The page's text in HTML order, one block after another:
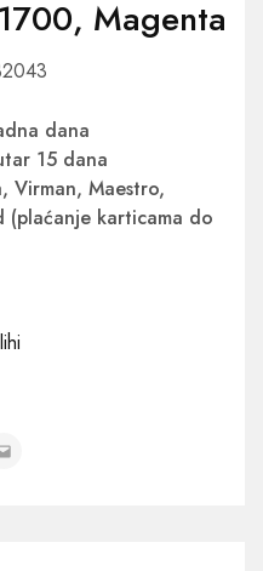
Magenta
dana
15 dana
Virman, Maestro,
(plaćanje karticama do